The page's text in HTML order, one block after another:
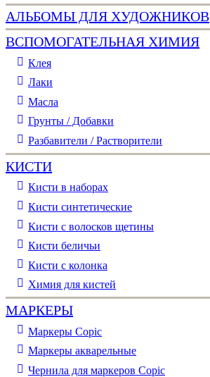
АЛЬБОМЫ ДЛЯ ХУДОЖНИКОВ
ВСПОМОГАТЕЛЬНАЯ ХИМИЯ
Клея
Лаки
Масла
Грунты / Добавки
Разбавители / Растворители
КИСТИ
Кисти в наборах
Кисти синтетические
Кисти с волосков щетины
Кисти беличьи
Кисти с колонка
Химия для кистей
МАРКЕРЫ
Маркеры Copic
Маркеры акварельные
Чернила для маркеров Copic